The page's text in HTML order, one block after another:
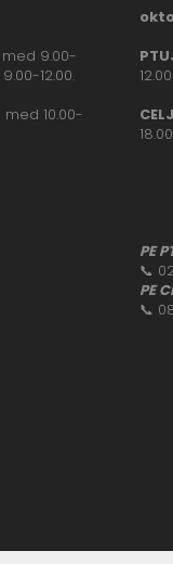
9.00-
12.00.
10.00-
PE
📞
PE
📞